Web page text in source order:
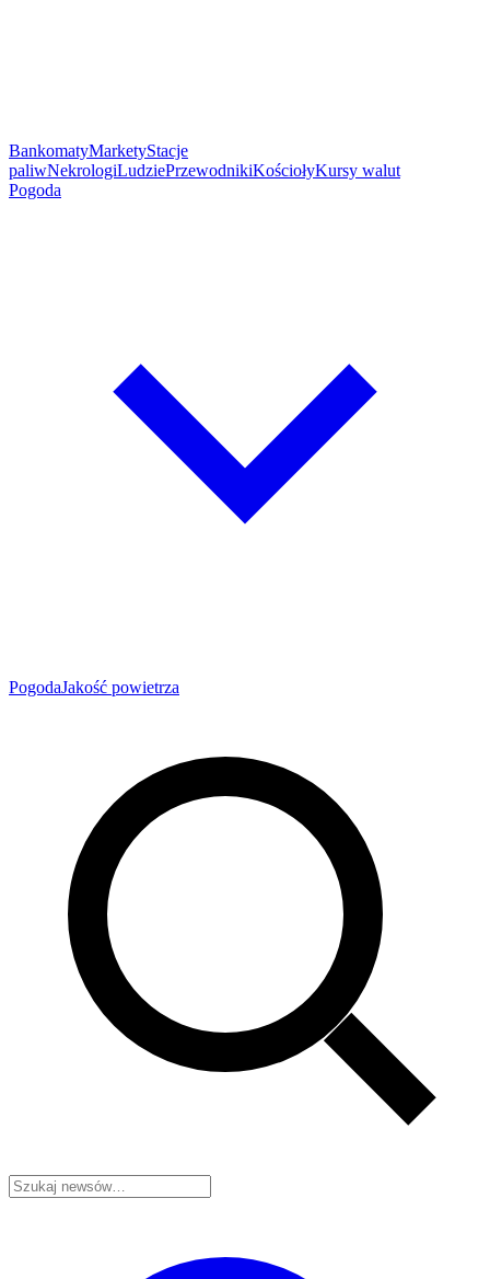
BankomatyMarketyStacje
paliwNekrologiLudziePrzewodnikiKościołyKursy walut
Pogoda
PogodaJakość powietrza